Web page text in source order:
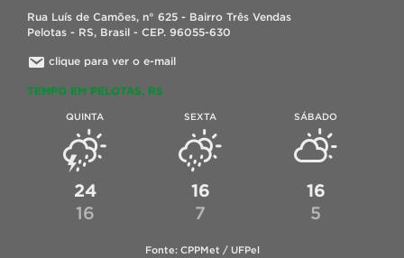
Rua Luís de Camões, n° 625 - Bairro Três Vendas
Pelotas - RS, Brasil - CEP. 96055-630
clique para ver o e-mail
TEMPO EM PELOTAS, RS
QUINTA
24
16
SEXTA
16
7
SÁBADO
16
5
Fonte: CPPMet / UFPel